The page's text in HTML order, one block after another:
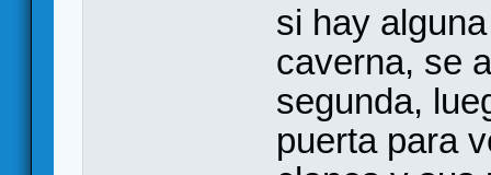
si hay
caverna, se
segunda,
puerta para